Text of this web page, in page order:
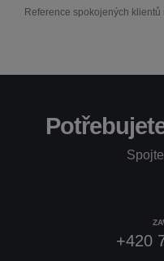
Reference spokojených klientů
+420